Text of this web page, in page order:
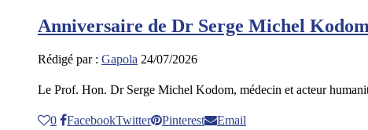
Anniversaire de Dr Serge Michel
Rédigé par : Gapola 24/07/2026
Le Prof. Hon. Dr Serge Michel Kodom, médecin et acteur
0 FacebookTwitter Pinterest Email